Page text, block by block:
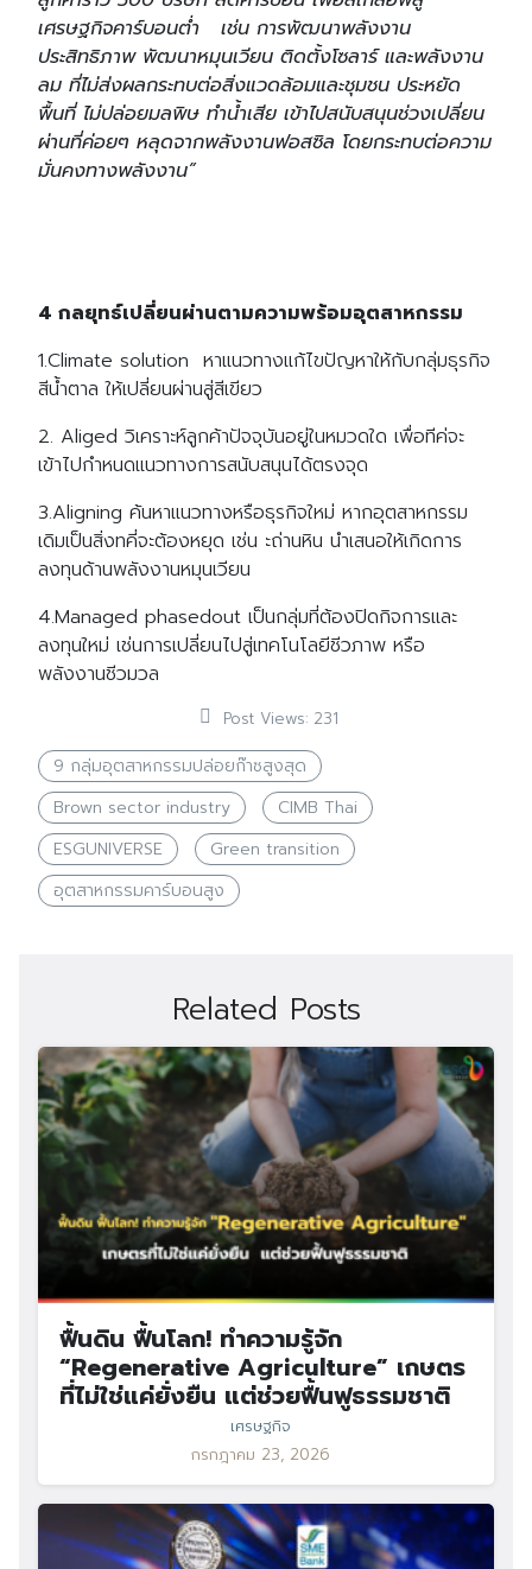
เศรษฐกิจคาร์บอนต่ำ เช่น การพัฒนาพลังงาน
ประสิทธิภาพ พัฒนาหมุนเวียน ติดตั้งโซลาร์ และพลังงาน
ลม ที่ไม่ส่งผลกระทบต่อสิ่งแวดล้อมและชุมชน ประหยัด
พื้นที่ ไม่ปล่อยมลพิษ ทำน้ำเสีย เข้าไปสนับสนุนช่วงเปลี่ยน
ผ่านที่ค่อยๆ หลุดจากพลังงานฟอสซิล โดยกระทบต่อความ
มั่นคงทางพลังงาน”
4 กลยุทธ์เปลี่ยนผ่านตามความพร้อมอุตสาหกรรม
1.Climate solution หาแนวทางแก้ไขปัญหาให้กับกลุ่มธุรกิจ
สีน้ำตาล ให้เปลี่ยนผ่านสู่สีเขียว
2. Aliged วิเคราะห์ลูกค้าปัจจุบันอยู่ในหมวดใด เพื่อทีค่จะ
เข้าไปกำหนดแนวทางการสนับสนุนได้ตรงจุด
3.Aligning ค้นหาแนวทางหรือธุรกิจใหม่ หากอุตสาหกรรม
เดิมเป็นสิ่งทคี่จะต้องหยุด เช่น ะถ่านหิน นำเสนอให้เกิดการ
ลงทุนด้านพลังงานหมุนเวียน
4.Managed phasedout เป็นกลุ่มที่ต้องปิดกิจการและ
ลงทุนใหม่ เช่นการเปลี่ยนไปสู่เทคโนโลยีชีวภาพ หรือ
พลังงานชีวมวล
Post Views: 231
9 กลุ่มอุตสาหกรรมปล่อยก๊าซสูงสุด
Brown sector industry
CIMB Thai
ESGUNIVERSE
Green transition
อุตสาหกรรมคาร์บอนสูง
Related Posts
ฟื้นดิน ฟื้นโลก! ทำความรู้จัก
“Regenerative Agriculture” เกษตร
ที่ไม่ใช่แค่ยั่งยืน แต่ช่วยฟื้นฟูธรรมชาติ
เศรษฐกิจ
กรกฎาคม 23, 2026